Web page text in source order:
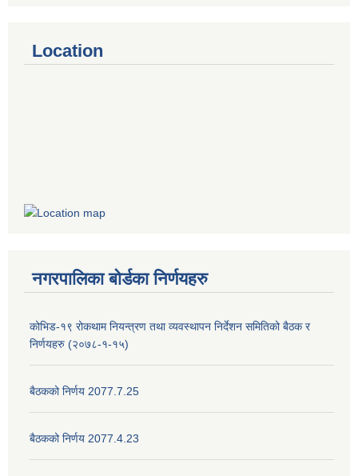
Location
नगरपालिका बोर्डका निर्णयहरु
कोभिड-१९ रोकथाम नियन्त्रण तथा व्यवस्थापन निर्देशन समितिको बैठक र
निर्णयहरु (२०७८-१-१५)
बैठकको निर्णय 2077.7.25
बैठकको निर्णय 2077.4.23